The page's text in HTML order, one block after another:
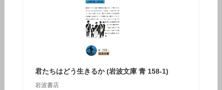
君たちはどう生きるか (岩波文庫 青 158-1)
岩波書店